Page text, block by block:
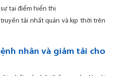
tại điểm hiển thị
tải nhất quán và kịp thời trên
nhân và giảm tải cho